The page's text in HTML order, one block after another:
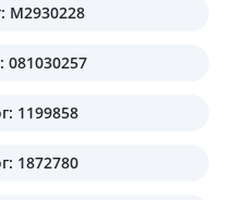
M2930228
081030257
1199858
1872780